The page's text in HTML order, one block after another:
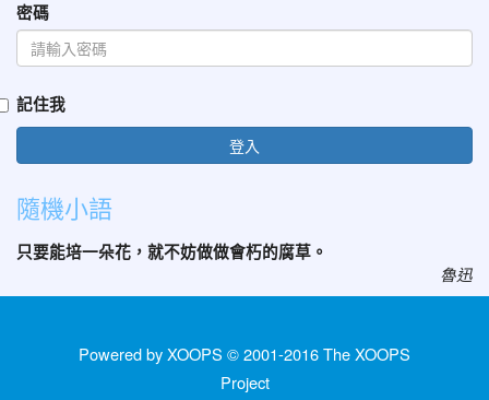
密碼
記住我
登入
隨機小語
只要能培一朵花，就不妨做做會朽的腐草。
魯迅
Powered by XOOPS © 2001-2016The XOOPS
Project